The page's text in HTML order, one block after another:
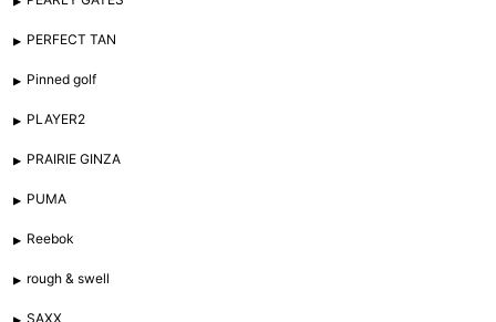
PERFECT TAN
Pinned golf
PLAYER2
PRAIRIE GINZA
PUMA
Reebok
rough & swell
SAXX